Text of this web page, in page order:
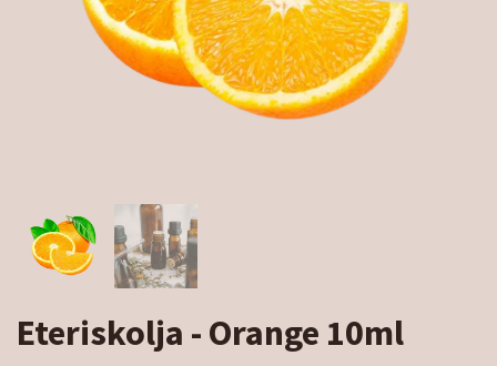
Eteriskolja - Orange 10ml